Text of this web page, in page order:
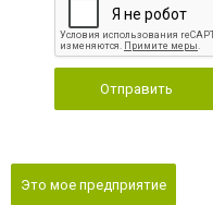
Отправить
Это мое предприятие